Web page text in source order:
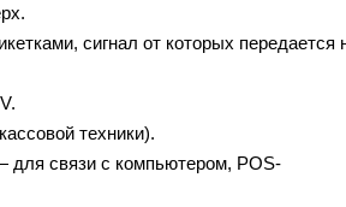
сигнал от которых передается
техники).
для связи с компьютером, POS-